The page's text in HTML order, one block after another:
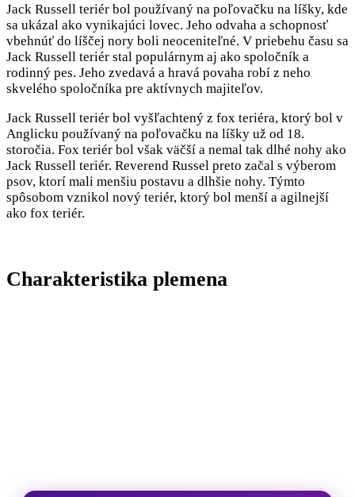
Jack Russell teriér bol používaný na poľovačku na líšky, kde
sa ukázal ako vynikajúci lovec. Jeho odvaha a schopnosť
vbehnúť do líščej nory boli neoceniteľné. V priebehu času sa
Jack Russell teriér stal populárnym aj ako spoločník a
rodinný pes. Jeho zvedavá a hravá povaha robí z neho
skvelého spoločníka pre aktívnych majiteľov.
Jack Russell teriér bol vyšľachtený z fox teriéra, ktorý bol v
Anglicku používaný na poľovačku na líšky už od 18.
storočia. Fox teriér bol však väčší a nemal tak dlhé nohy ako
Jack Russell teriér. Reverend Russel preto začal s výberom
psov, ktorí mali menšiu postavu a dlhšie nohy. Týmto
spôsobom vznikol nový teriér, ktorý bol menší a agilnejší
ako fox teriér.
Charakteristika plemena